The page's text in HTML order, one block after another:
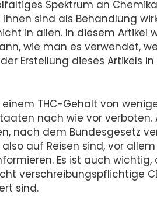
Spektrum an
sind als Behandlung
in allen. In diesem Artikel
wie man es verwendet,
Erstellung dieses Artikels
THC-Gehalt von
nach wie vor verboten.
nach dem Bundesgesetz
auf Reisen sind, vor
Es ist auch wichtig,
verschreibungspflichtige
sind.